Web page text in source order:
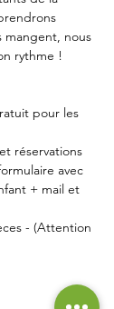
mangent, nous
rythme !
pour les
réservations
avec
+ mail et
- (Attention